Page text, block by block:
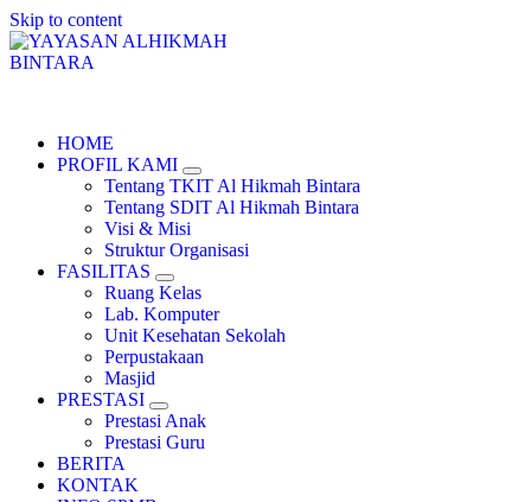
Skip to content
HOME
PROFIL KAMI
Tentang TKIT Al Hikmah Bintara
Tentang SDIT Al Hikmah Bintara
Visi & Misi
Struktur Organisasi
FASILITAS
Ruang Kelas
Lab. Komputer
Unit Kesehatan Sekolah
Perpustakaan
Masjid
PRESTASI
Prestasi Anak
Prestasi Guru
BERITA
KONTAK